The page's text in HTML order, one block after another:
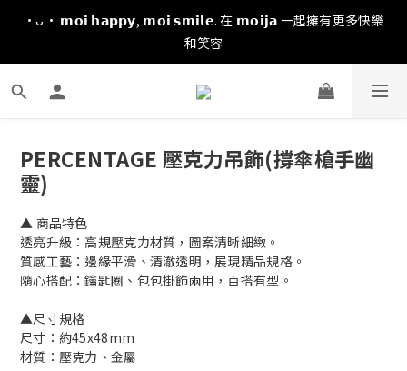
·ᴗ· 𝗺𝗼𝗶 𝗵𝗮𝗽𝗽𝘆, 𝗺𝗼𝗶 𝘀𝗺𝗶𝗹𝗲. 在 𝗺𝗼𝗶𝗷𝗮 一起擁有更多快樂
和笑容
PERCENTAGE 壓克力吊飾(撐傘槍手幽
靈)
▲ 商品特色
透亮升級：高規壓克力材質，圖案清晰細緻。
質感工藝：邊緣平滑、清澈透明，展現精品規格。
隨心搭配：鑰匙圈、包包掛飾兩用，百搭有型。
▲尺寸規格
尺寸：約45x48mm
材質：壓克力、金屬